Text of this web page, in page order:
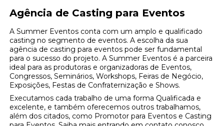
Agência de Casting para Eventos
A Summer Eventos conta com um amplo e qualificado
casting no segmento de eventos. A escolha da sua
agência de casting para eventos pode ser fundamental
para o sucesso do projeto. A Summer Eventos é a parceira
ideal para as produtoras e organizadoras de Eventos,
Congressos, Seminários, Workshops, Feiras de Negócio,
Exposições, Festas de Confraternização e Shows.
Executamos cada trabalho de uma forma Qualificada e
excelente, e também oferecemos outros trabalhamos,
além dos citados, como Promotor para Eventos e Casting